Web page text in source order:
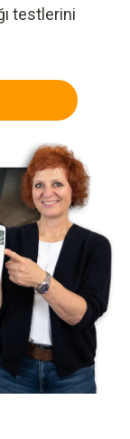
testlerini